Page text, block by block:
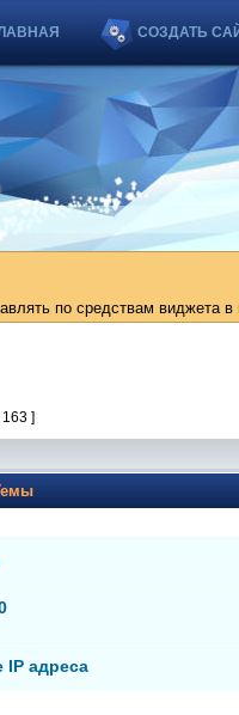
СОЗДАТЬ
по средствам виджета
]
IP адреса